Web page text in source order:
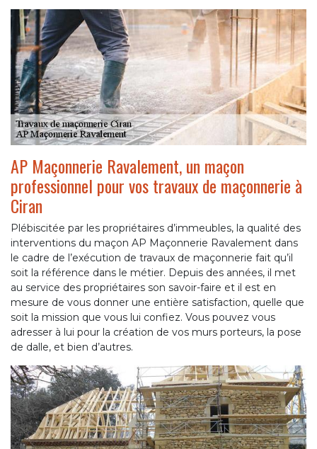
AP Maçonnerie Ravalement, un maçon
professionnel pour vos travaux de maçonnerie à
Ciran
Plébiscitée par les propriétaires d’immeubles, la qualité des
interventions du maçon AP Maçonnerie Ravalement dans
le cadre de l’exécution de travaux de maçonnerie fait qu’il
soit la référence dans le métier. Depuis des années, il met
au service des propriétaires son savoir-faire et il est en
mesure de vous donner une entière satisfaction, quelle que
soit la mission que vous lui confiez. Vous pouvez vous
adresser à lui pour la création de vos murs porteurs, la pose
de dalle, et bien d’autres.